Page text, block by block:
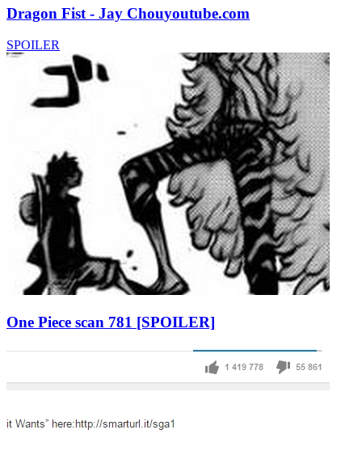
Dragon Fist - Jay Chouyoutube.com
SPOILER
One Piece scan 781 [SPOILER]